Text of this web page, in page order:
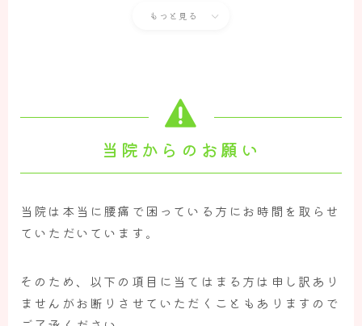
もっと見る
当院からのお願い
当院は本当に腰痛で困っている方にお時間を取らせ
ていただいています。
そのため、以下の項目に当てはまる方は申し訳あり
ませんがお断りさせていただくこともありますので